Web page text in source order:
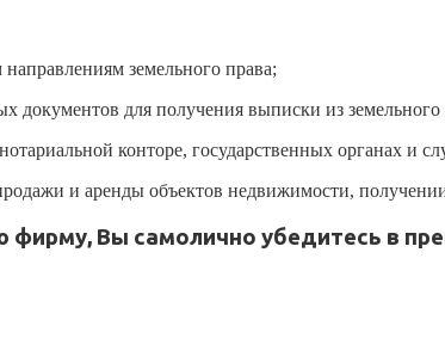
земельного права;
для получения выписки из земельного
конторе, государственных органах и
и аренды объектов недвижимости, получении
Вы самолично убедитесь в